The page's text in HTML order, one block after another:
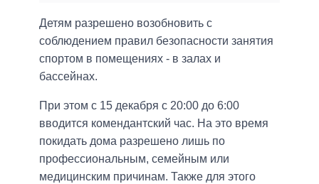
Детям разрешено возобновить с
соблюдением правил безопасности занятия
спортом в помещениях - в залах и
бассейнах.
При этом с 15 декабря с 20:00 до 6:00
вводится комендантский час. На это время
покидать дома разрешено лишь по
профессиональным, семейным или
медицинским причинам. Также для этого